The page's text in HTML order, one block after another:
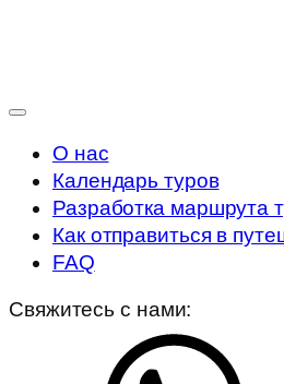
О нас
Календарь туров
Разработка маршрута
Как отправиться в
FAQ
Свяжитесь с нами: